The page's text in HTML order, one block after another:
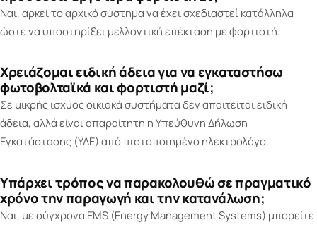
Ναι, αρκεί το αρχικό σύστημα να έχει σχεδιαστεί κατάλληλα
ώστε να υποστηρίξει μελλοντική επέκταση με φορτιστή.
Χρειάζομαι ειδική άδεια για να εγκαταστήσω
φωτοβολταϊκά και φορτιστή μαζί;
Σε μικρής ισχύος οικιακά συστήματα δεν απαιτείται ειδική
άδεια, αλλά είναι απαραίτητη η Υπεύθυνη Δήλωση
Εγκατάστασης (ΥΔΕ) από πιστοποιημένο ηλεκτρολόγο.
Υπάρχει τρόπος να παρακολουθώ σε πραγματικό
χρόνο την παραγωγή και την κατανάλωση;
Ναι, με σύγχρονα EMS (Energy Management Systems) μπορείτε